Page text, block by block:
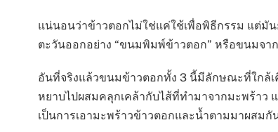
แน่นอนว่าข้าวตอกไม่ใช่แค่ใช้เพื่อพิธีกรรม แต่มั
ตะวันออกอย่าง “ขนมพิมพ์ข้าวตอก” หรือขนมจา
อันที่จริงแล้วขนมข้าวตอกทั้ง 3 นี้มีลักษณะที่ใกล้เ
หยาบไปผสมคลุกเคล้ากับไส้ที่ทำมาจากมะพร้าว
เป็นการเอามะพร้าวข้าวตอกและน้ำตามมาผสม